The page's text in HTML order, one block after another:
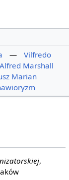
—
Vilfredo
Alfred Marshall
Marian
,